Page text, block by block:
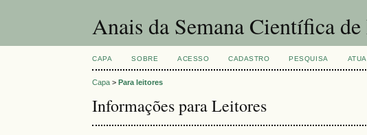
Anais da Semana Científica
CAPA SOBRE ACESSO CADASTRO PESQUISA
Capa >Para leitores
Informações para Leitores